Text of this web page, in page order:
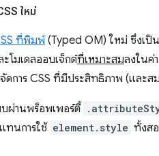
ใหม่
ที่พิมพ์(Typed OM) ใหม่ ซึ่งเป็
โมเดลออบเจ็กต์ที่เหมาะสมลงในค่
จัดการ CSS ที่มีประสิทธิภาพ (และส
ผ่านพร็อพเพอร์ตี้
ทนการใช้ element.style ทั้งส